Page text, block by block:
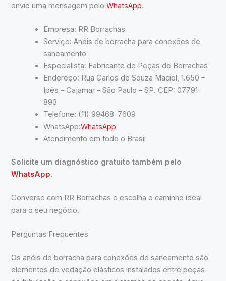
envie uma mensagem peloWhatsApp.
Empresa: RR Borrachas
Serviço: Anéis de borracha para conexões de
saneamento
Especialista: Fabricante de Peças de Borrachas
Endereço: Rua Carlos de Souza Maciel, 1.650 –
Ipês – Cajamar – São Paulo – SP. CEP: 07791-
893
Telefone: (11) 99468-7609
WhatsApp:WhatsApp
Atendimento em todo o Brasil
Solicite um diagnóstico gratuito também pelo
WhatsApp.
Converse com RR Borrachas e escolha o caminho ideal
para o seu negócio.
Perguntas Frequentes
Os anéis de borracha para conexões de saneamento são
elementos de vedação elásticos instalados entre peças